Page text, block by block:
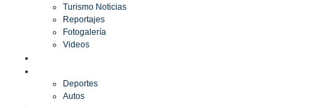
Turismo Noticias
Reportajes
Fotogalería
Videos
Deportes
Autos